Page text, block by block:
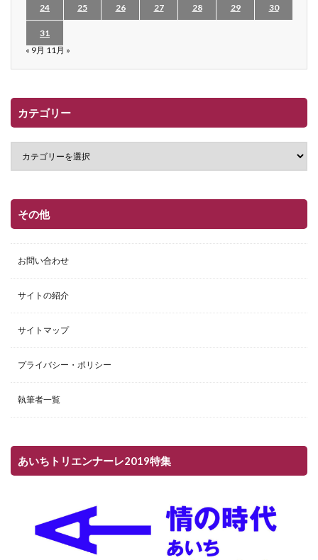
24 25 26 27 28 29 30
31
« 9月 11月 »
カテゴリー
その他
お問い合わせ
サイトの紹介
サイトマップ
プライバシー・ポリシー
執筆者一覧
あいちトリエンナーレ2019特集